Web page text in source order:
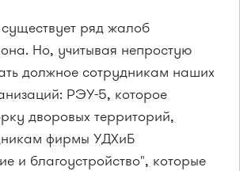
ряд жалоб
Но, учитывая непростую
должное сотрудникам наших
РЭУ-5, которое
дворовых территорий,
фирмы УДХиБ
и благоустройство", которые